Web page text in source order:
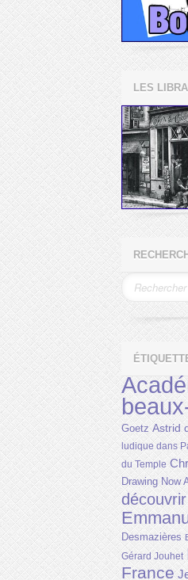
LES
Goetz Astrid
ludique dans
du Temple
Drawing Now
Desmazières
Gérard Jouhet
France